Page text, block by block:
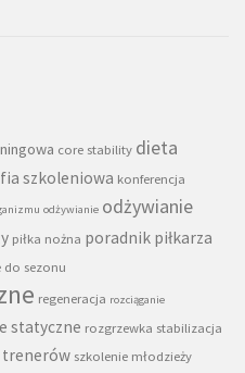
core stability dieta
szkoleniowa konferencja
odżywianie odżywianie
piłka nożna poradnik piłkarza
sezonu
regeneracja rozciąganie
statyczne rozgrzewka stabilizacja
trenerów szkolenie młodzieży